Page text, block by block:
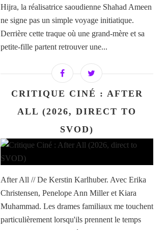
Hijra, la réalisatrice saoudienne Shahad Ameen
ne signe pas un simple voyage initiatique.
Derrière cette traque où une grand-mère et sa
petite-fille partent retrouver une...
CRITIQUE CINÉ : AFTER
ALL (2026, DIRECT TO
SVOD)
After All // De Kerstin Karlhuber. Avec Erika
Christensen, Penelope Ann Miller et Kiara
Muhammad. Les drames familiaux me touchent
particulièrement lorsqu'ils prennent le temps